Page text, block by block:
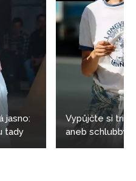
jasno:
tady
Vypůjčte si
aneb schlubby